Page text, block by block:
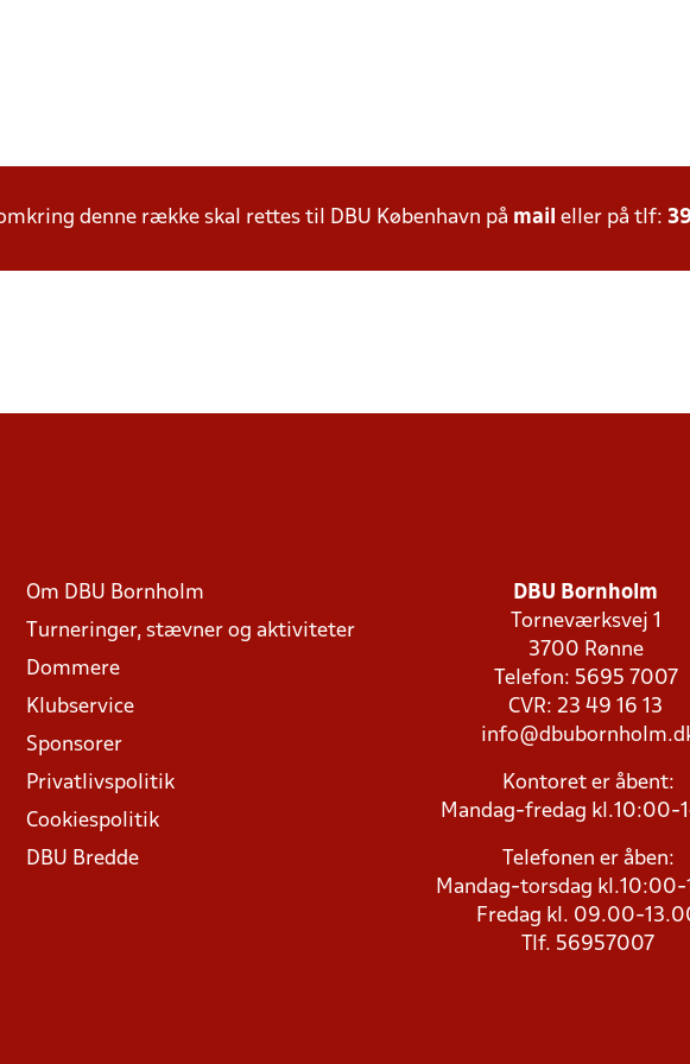
denne række skal rettes til DBU København på mail eller på tlf:
Om DBU Bornholm
Turneringer, stævner og aktiviteter
Dommere
Klubservice
Sponsorer
Privatlivspolitik
Cookiespolitik
DBU Bredde
DBU Bornholm
Torneværksvej 1
3700 Rønne
Telefon: 5695 7007
CVR: 23 49 16 13
Kontoret er åbent:
Mandag-fredag kl.10:00-
Telefonen er åben:
Mandag-torsdag kl.10:00-
Fredag kl. 09.00-
Tlf. 56957007